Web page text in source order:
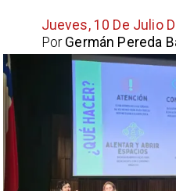
Jueves, 10 De Julio
Germán Pereda
Por